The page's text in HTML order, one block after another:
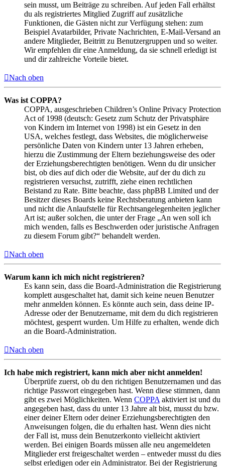
sein musst, um Beiträge zu schreiben. Auf jeden Fall erhältst
du als registriertes Mitglied Zugriff auf zusätzliche
Funktionen, die Gästen nicht zur Verfügung stehen: zum
Beispiel Avatarbilder, Private Nachrichten, E-Mail-Versand an
andere Mitglieder, Beitritt zu Benutzergruppen und so weiter.
Wir empfehlen dir eine Anmeldung, da sie schnell erledigt ist
und dir zahlreiche Vorteile bietet.
Nach oben
Was ist COPPA?
COPPA, ausgeschrieben Children’s Online Privacy Protection
Act of 1998 (deutsch: Gesetz zum Schutz der Privatsphäre
von Kindern im Internet von 1998) ist ein Gesetz in den
USA, welches festlegt, dass Websites, die möglicherweise
persönliche Daten von Kindern unter 13 Jahren erheben,
hierzu die Zustimmung der Eltern beziehungsweise des oder
der Erziehungsberechtigten benötigen. Wenn du dir unsicher
bist, ob dies auf dich oder die Website, auf der du dich zu
registrieren versuchst, zutrifft, ziehe einen rechtlichen
Beistand zu Rate. Bitte beachte, dass phpBB Limited und der
Besitzer dieses Boards keine Rechtsberatung anbieten kann
und nicht die Anlaufstelle für Rechtsangelegenheiten jeglicher
Art ist; außer solchen, die unter der Frage „An wen soll ich
mich wenden, falls es Beschwerden oder juristische Anfragen
zu diesem Forum gibt?“ behandelt werden.
Nach oben
Warum kann ich mich nicht registrieren?
Es kann sein, dass die Board-Administration die Registrierung
komplett ausgeschaltet hat, damit sich keine neuen Benutzer
mehr anmelden können. Es könnte auch sein, dass deine IP-
Adresse oder der Benutzername, mit dem du dich registrieren
möchtest, gesperrt wurden. Um Hilfe zu erhalten, wende dich
an die Board-Administration.
Nach oben
Ich habe mich registriert, kann mich aber nicht anmelden!
Überprüfe zuerst, ob du den richtigen Benutzernamen und das
richtige Passwort eingegeben hast. Wenn diese stimmen, dann
gibt es zwei Möglichkeiten. Wenn COPPA aktiviert ist und du
angegeben hast, dass du unter 13 Jahre alt bist, musst du bzw.
einer deiner Eltern oder deiner Erziehungsberechtigten den
Anweisungen folgen, die du erhalten hast. Wenn dies nicht
der Fall ist, muss dein Benutzerkonto vielleicht aktiviert
werden. Bei einigen Boards müssen alle neu angemeldeten
Mitglieder erst freigeschaltet werden – entweder musst du dies
selbst erledigen oder ein Administrator. Bei der Registrierung